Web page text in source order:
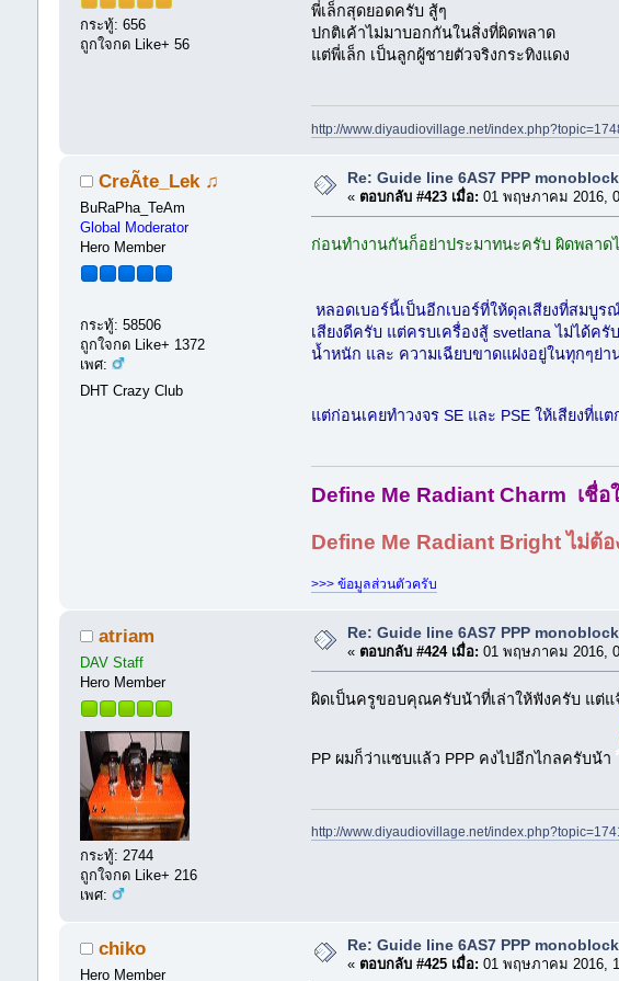
กระทู้: 656
ถูกใจกด Like+ 56
พี่เล็กสุดยอดครับ สู้ๆ
ปกติเค้าไม่มาบอกกันในสิ่งที่ผิดพลาด
แต่พี่เล็ก เป็นลูกผู้ชายตัวจริงกระทิงแดง
http://www.diyaudiovillage.net/
CreÃte_Lek ♫
BuRaPha_TeAm
Global Moderator
Hero Member
กระทู้: 58506
ถูกใจกด Like+ 1372
เพศ:
DHT Crazy Club
Re: Guide line 6AS7 PPP monoblock
« ตอบกลับ #423 เมื่อ: 01 พฤษภาคม 2016,
ก่อนทำงานกันก็อย่าประมาทนะครับ ผิดพลาด
หลอดเบอร์นี้เป็นอีกเบอร์ที่ให้ดุลเสียงที่สมบูร
เสียงดีครับ แต่ครบเครื่องสู้ svetlana ไม่ได้ค
น้ำหนัก และ ความเฉียบขาดแฝงอยู่ในทุกๆย่า
แต่ก่อนเคยทำวงจร SE และ PSE ให้เสียงที่
Define Me Radiant Charm เชื่อใ
Define Me Radiant Bright ไม่ต้อ
>>> ข้อมูลส่วนตัวครับ
atriam
DAV Staff
Hero Member
กระทู้: 2744
ถูกใจกด Like+ 216
เพศ:
Re: Guide line 6AS7 PPP monoblock
« ตอบกลับ #424 เมื่อ: 01 พฤษภาคม 2016,
ผิดเป็นครูขอบคุณครับน้าที่เล่าให้ฟังครับ แต่แ
PP ผมก็ว่าแซบแล้ว PPP คงไปอีกไกลครับน้า
http://www.diyaudiovillage.net/
chiko
Hero Member
Re: Guide line 6AS7 PPP monoblock
« ตอบกลับ #425 เมื่อ: 01 พฤษภาคม 2016,